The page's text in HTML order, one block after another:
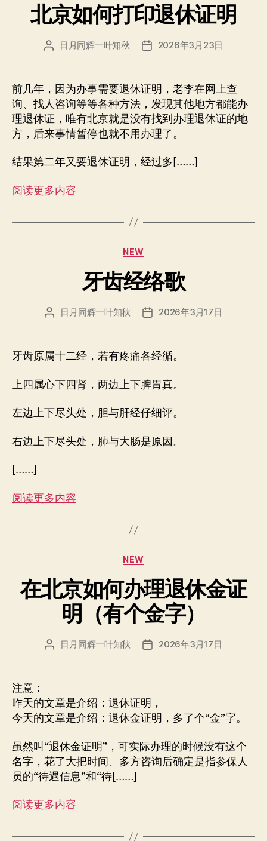
北京如何打印退休证明
文
者
日月同辉一叶知秋
发
期
2026年3月23日
前几年，因为办事需要退休证明，老李在网上查
询、找人咨询等等各种方法，发现其他地方都能办
理退休证，唯有北京就是没有找到办理退休证的地
方，后来事情暂停也就不用办理了。
结果第二年又要退休证明，经过多[……]
阅读更多内容
分
NEW
牙齿经络歌
文
者
日月同辉一叶知秋
发
期
2026年3月17日
牙齿原属十二经，若有疼痛各经循。
上四属心下四肾，两边上下脾胃真。
左边上下尽头处，胆与肝经仔细评。
右边上下尽头处，肺与大肠是原因。
[……]
阅读更多内容
分
NEW
在北京如何办理退休金证
明（有个金字）
文
日月同辉一叶知秋
发 2026年3月17日
注意：
昨天的文章是介绍：退休证明，
今天的文章是介绍：退休金证明，多了个“金”字。
虽然叫“退休金证明”，可实际办理的时候没有这个
名字，花了大把时间、多方咨询后确定是指参保人
员的“待遇信息”和“待[……]
阅读更多内容